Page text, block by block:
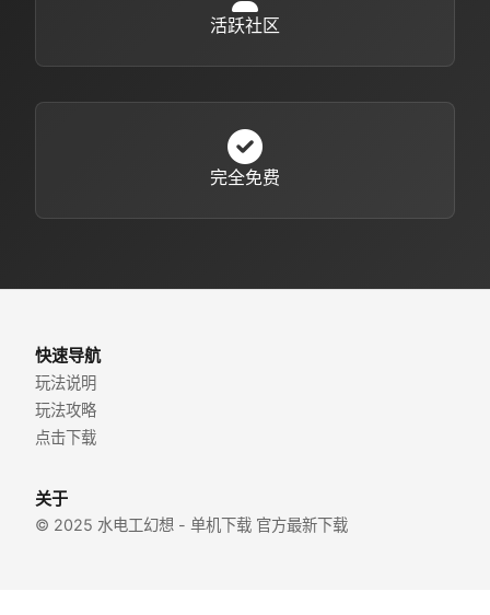
活跃社区
完全免费
快速导航
玩法说明
玩法攻略
点击下载
关于
© 2025 水电工幻想 - 单机下载 官方最新下载